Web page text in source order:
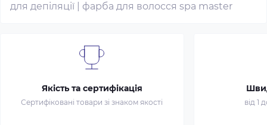
для депіляції
фарба для волосся spa master
Якість та сертифікація
Сертифіковані товари зі знаком якості від 1